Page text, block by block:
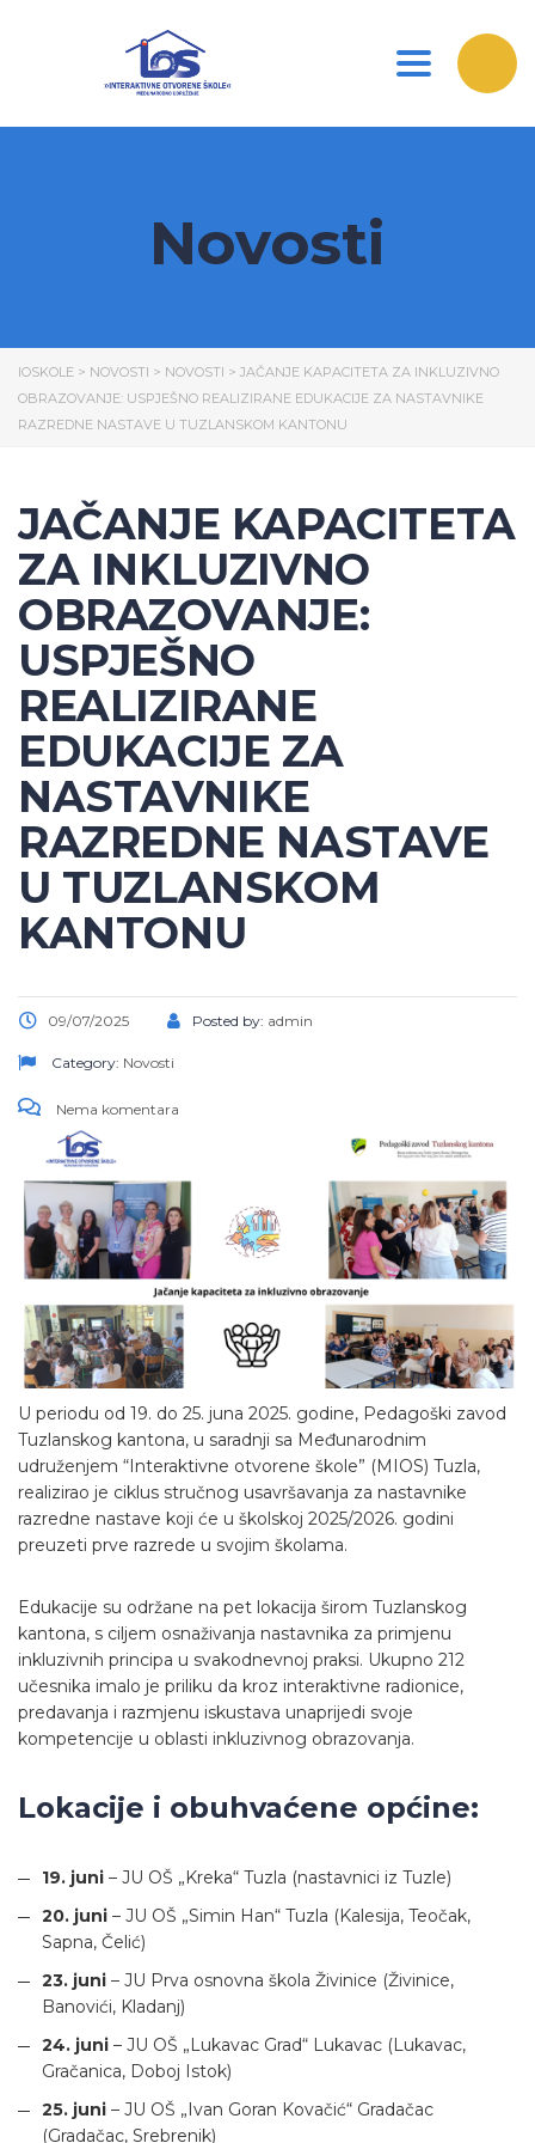
Toggle
Novosti
IOSKOLE > NOVOSTI > NOVOSTI > JAČANJE KAPACITETA ZA INKLUZIVNO
OBRAZOVANJE: USPJEŠNO REALIZIRANE EDUKACIJE ZA NASTAVNIKE
RAZREDNE NASTAVE U TUZLANSKOM KANTONU
JAČANJE KAPACITETA
ZA INKLUZIVNO
OBRAZOVANJE:
USPJEŠNO
REALIZIRANE
EDUKACIJE ZA
NASTAVNIKE
RAZREDNE NASTAVE
U TUZLANSKOM
KANTONU
09/07/2025 Posted by: admin
Category: Novosti
Nema komentara
U periodu od 19. do 25. juna 2025. godine, Pedagoški zavod
Tuzlanskog kantona, u saradnji sa Međunarodnim
udruženjem “Interaktivne otvorene škole” (MIOS) Tuzla,
realizirao je ciklus stručnog usavršavanja za nastavnike
razredne nastave koji će u školskoj 2025/2026. godini
preuzeti prve razrede u svojim školama.
Edukacije su održane na pet lokacija širom Tuzlanskog
kantona, s ciljem osnaživanja nastavnika za primjenu
inkluzivnih principa u svakodnevnoj praksi. Ukupno 212
učesnika imalo je priliku da kroz interaktivne radionice,
predavanja i razmjenu iskustava unaprijedi svoje
kompetencije u oblasti inkluzivnog obrazovanja.
Lokacije i obuhvaćene općine:
19. juni – JU OŠ „Kreka“ Tuzla (nastavnici iz Tuzle)
20. juni – JU OŠ „Simin Han“ Tuzla (Kalesija, Teočak,
Sapna, Čelić)
23. juni – JU Prva osnovna škola Živinice (Živinice,
Banovići, Kladanj)
24. juni – JU OŠ „Lukavac Grad“ Lukavac (Lukavac,
Gračanica, Doboj Istok)
25. juni – JU OŠ „Ivan Goran Kovačić“ Gradačac
(Gradačac, Srebrenik)